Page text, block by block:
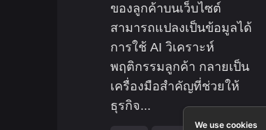
ของลูกค้าบนเว็บไซต์
สามารถแปลงเป็นข้อมูลได้
การใช้ AI วิเคราะห์
พฤติกรรมลูกค้า กลายเป็น
เครื่องมือสำคัญที่ช่วยให้
ธุรกิจ...
We use cookies